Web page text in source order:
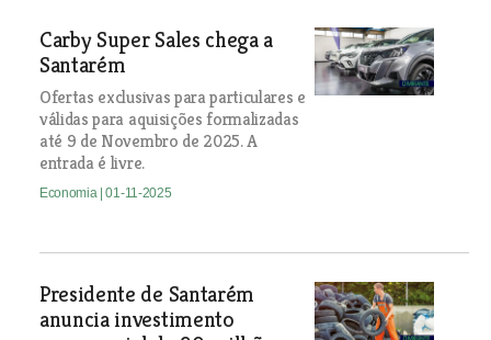
Carby Super Sales chega a
Santarém
Ofertas exclusivas para particulares e
válidas para aquisições formalizadas
até 9 de Novembro de 2025. A
entrada é livre.
Economia | 01-11-2025
Presidente de Santarém
anuncia investimento